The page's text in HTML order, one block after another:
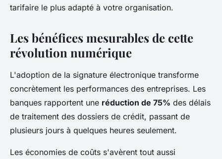
tarifaire le plus adapté à votre organisation.
Les bénéfices mesurables de cette
révolution numérique
L'adoption de la signature électronique transforme
concrètement les performances des entreprises. Les
banques rapportent une réduction de 75% des délais
de traitement des dossiers de crédit, passant de
plusieurs jours à quelques heures seulement.
Les économies de coûts s'avèrent tout aussi